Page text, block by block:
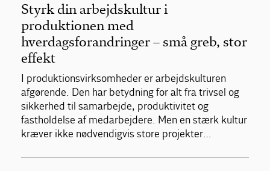
Styrk din arbejdskultur i
produktionen med
hverdagsforandringer – små greb, stor
effekt
I produktionsvirksomheder er arbejdskulturen
afgørende. Den har betydning for alt fra trivsel og
sikkerhed til samarbejde, produktivitet og
fastholdelse af medarbejdere. Men en stærk kultur
kræver ikke nødvendigvis store projekter…